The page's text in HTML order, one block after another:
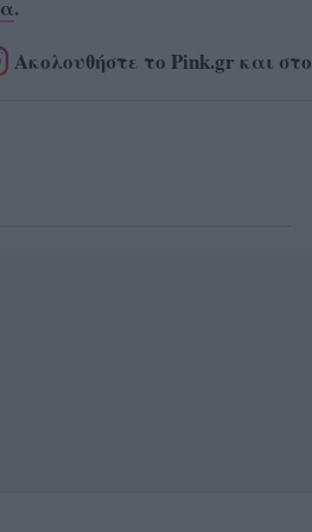
.
Ακολουθήστε το Pink.gr και στο